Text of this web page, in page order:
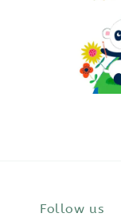
Follow us